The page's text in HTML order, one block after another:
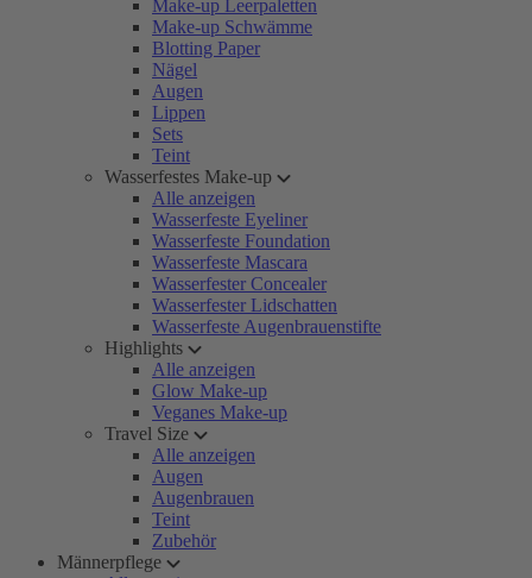
Make-up Leerpaletten
Make-up Schwämme
Blotting Paper
Nägel
Augen
Lippen
Sets
Teint
Wasserfestes Make-up
Alle anzeigen
Wasserfeste Eyeliner
Wasserfeste Foundation
Wasserfeste Mascara
Wasserfester Concealer
Wasserfester Lidschatten
Wasserfeste Augenbrauenstifte
Highlights
Alle anzeigen
Glow Make-up
Veganes Make-up
Travel Size
Alle anzeigen
Augen
Augenbrauen
Teint
Zubehör
Männerpflege